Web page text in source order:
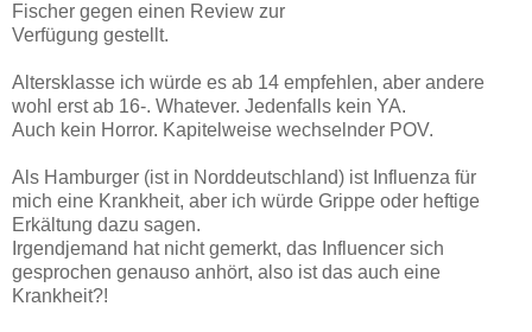
Fischer gegen einen Review zur
Verfügung gestellt.
Altersklasse ich würde es ab 14 empfehlen, aber andere
wohl erst ab 16-. Whatever. Jedenfalls kein YA.
Auch kein Horror. Kapitelweise wechselnder POV.
Als Hamburger (ist in Norddeutschland) ist Influenza für
mich eine Krankheit, aber ich würde Grippe oder heftige
Erkältung dazu sagen.
Irgendjemand hat nicht gemerkt, das Influencer sich
gesprochen genauso anhört, also ist das auch eine
Krankheit?!